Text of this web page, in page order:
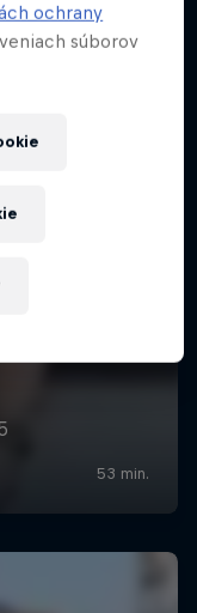
ochrany
súborov